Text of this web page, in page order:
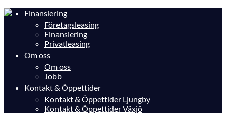
Finansiering
Företagsleasing
Finansiering
Privatleasing
Om oss
Om oss
Jobb
Kontakt & Öppettider
Kontakt & Öppettider Ljungby
Kontakt & Öppettider Växjö